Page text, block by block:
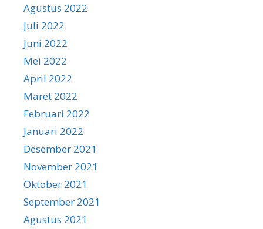
Agustus 2022
Juli 2022
Juni 2022
Mei 2022
April 2022
Maret 2022
Februari 2022
Januari 2022
Desember 2021
November 2021
Oktober 2021
September 2021
Agustus 2021